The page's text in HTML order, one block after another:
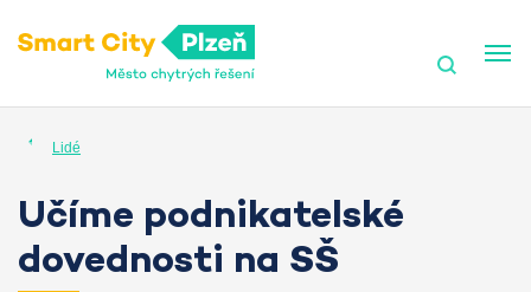
Lidé
Učíme podnikatelské
dovednosti na SŠ